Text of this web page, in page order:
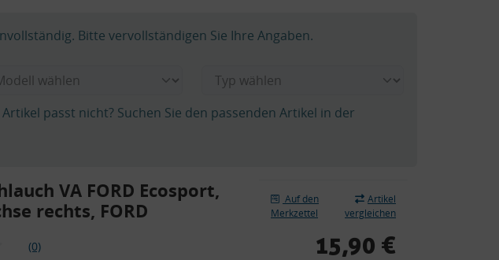
Bitte vervollständigen Sie Ihre Angaben.
passt nicht? Suchen Sie den passenden Artikel in der
VA FORD Ecosport,
rechts, FORD
(0)
Auf den
Merkzettel
Artikel
vergleichen
15,90 €